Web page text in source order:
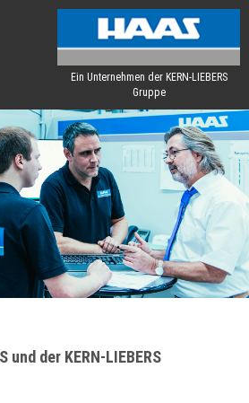
Ein Unternehmen der KERN-LIEBERS
Gruppe
und der KERN-LIEBERS